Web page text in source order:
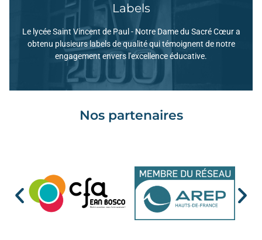
Labels
Le lycée Saint Vincent de Paul - Notre Dame du Sacré Cœur a
obtenu plusieurs labels de qualité qui témoignent de notre
engagement envers l'excellence éducative.
Ces labels reconnaissent nos efforts dans divers
domaines, incluant l'enseignement, l'inclusion et
l'innovation pédagogique.
Nos partenaires